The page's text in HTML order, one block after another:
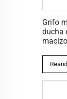
Grifo
ducha